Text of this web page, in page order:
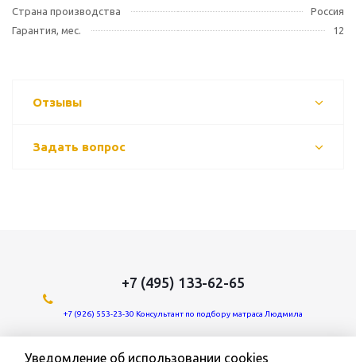
Страна производства
Россия
Гарантия, мес.
12
Отзывы
Задать вопрос
+7 (495) 133-62-65
+7 (926) 553-23-30 Консультант по подбору матраса Людмила
Уведомление об использовании cookies